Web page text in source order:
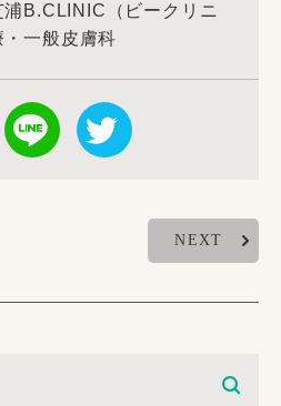
浦B.CLINIC（ビークリニ
一般皮膚科
NEXT